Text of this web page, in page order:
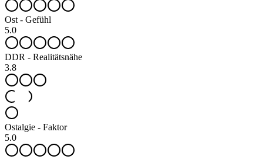
Ost - Gefühl
5.0
DDR - Realitätsnähe
3.8
Ostalgie - Faktor
5.0